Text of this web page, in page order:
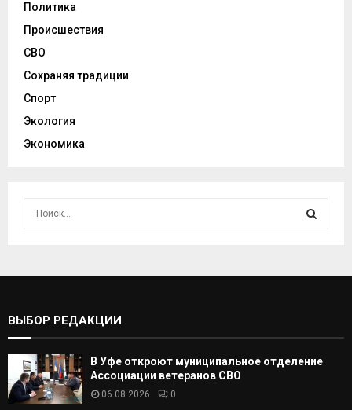
Политика
Происшествия
СВО
Сохраняя традиции
Спорт
Экология
Экономика
С
А
ВЫБОР РЕДАКЦИИ
В Уфе откроют муниципальное отделение
Ассоциации ветеранов СВО
06.08.2026 0